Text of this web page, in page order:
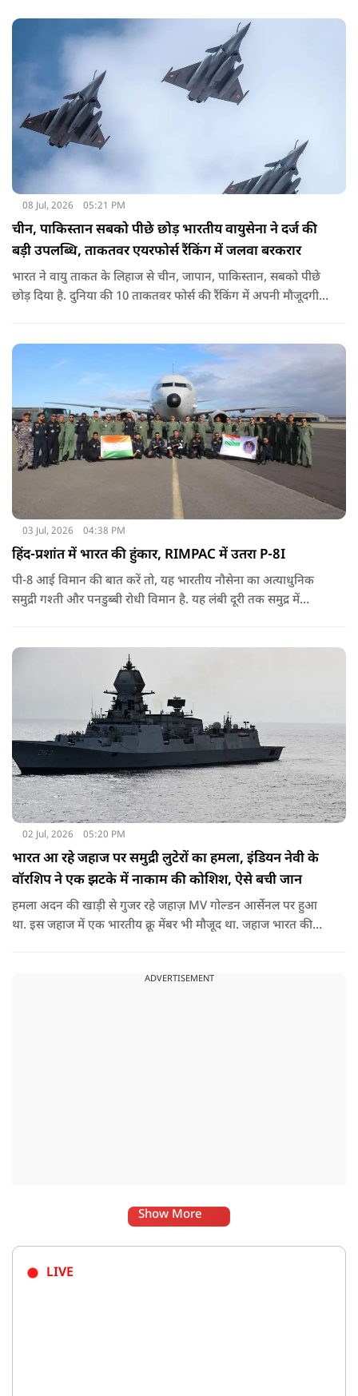
08 Jul, 2026 05:21 PM
चीन, पाकिस्तान सबको पीछे छोड़ भारतीय वायुसेना ने दर्ज की
बड़ी उपलब्धि, ताकतवर एयरफोर्स रैंकिंग में जलवा बरकरार
भारत ने वायु ताकत के लिहाज से चीन, जापान, पाकिस्तान, सबको पीछे
छोड़ दिया है. दुनिया की 10 ताकतवर फोर्स की रैंकिंग में अपनी मौजूदगी
03 Jul, 2026 04:38 PM
हिंद-प्रशांत में भारत की हुंकार, RIMPAC में उतरा P-8I
पी-8 आई विमान की बात करें तो, यह भारतीय नौसेना का अत्याधुनिक
समुद्री गश्ती और पनडुब्बी रोधी विमान है. यह लंबी दूरी तक समुद्र में
में सक्षम है.
02 Jul, 2026 05:20 PM
भारत आ रहे जहाज पर समुद्री लुटेरों का हमला, इंडियन नेवी के
वॉरशिप ने एक झटके में नाकाम की कोशिश, ऐसे बची जान
हमला अदन की खाड़ी से गुजर रहे जहाज़ MV गोल्डन आर्सेनल पर हुआ
था. इस जहाज में एक भारतीय क्रू मेंबर भी मौजूद था. जहाज भारत की
ADVERTISEMENT
Show More
LIVE